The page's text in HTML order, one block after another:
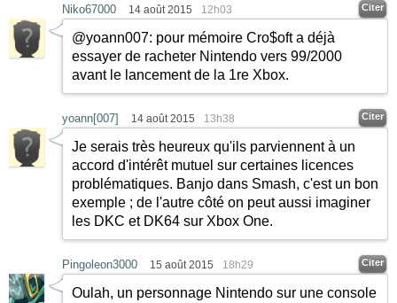
Niko67000 14 août 2015 12h03 Citer
@yoann007: pour mémoire Cro$oft a déjà
essayer de racheter Nintendo vers 99/2000
avant le lancement de la 1re Xbox.
yoann[007] 14 août 2015 13h38 Citer
Je serais très heureux qu'ils parviennent à un
accord d'intérêt mutuel sur certaines licences
problématiques. Banjo dans Smash, c'est un bon
exemple ; de l'autre côté on peut aussi imaginer
les DKC et DK64 sur Xbox One.
Pingoleon3000 15 août 2015 18h29 Citer
Oulah, un personnage Nintendo sur une console